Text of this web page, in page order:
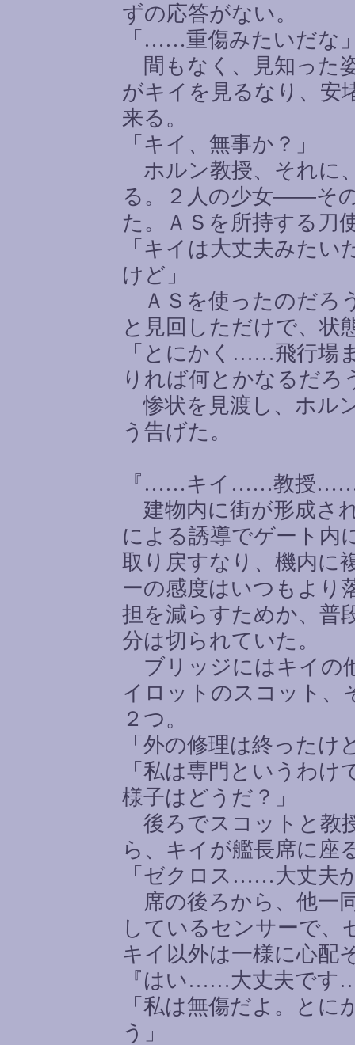
ずの応答がない。
「 ……重傷みたいだな
間もなく、見知った
がキイを見るなり、安
来る。
「キイ、無事か？」
ホルン教授、それに
る。２人の少女――そ
た。ＡＳを所持する刀
「キイは大丈夫みた
けど」
ＡＳを使ったのだろ
と見回しただけで、状
「とにかく ……飛行場
りれば何とかなるだろ
惨状を見渡し、ホル
う告げた。
『 ……キイ ……教授
建物内に街が形成さ
による誘導でゲート内
取り戻すなり、機内に
ーの感度はいつもより
担を減らすためか、普
分は切られていた。
ブリッジにはキイの
イロットのスコット、
２つ。
「外の修理は終った
「私は専門というわ
様子はどうだ？」
後ろでスコットと教
ら、キイが艦長席に座
「ゼクロス ……大丈夫
席の後ろから、他一
しているセンサーで、
キイ以外は一様に心配
『はい……大丈夫です
「私は無傷だよ。と
う」